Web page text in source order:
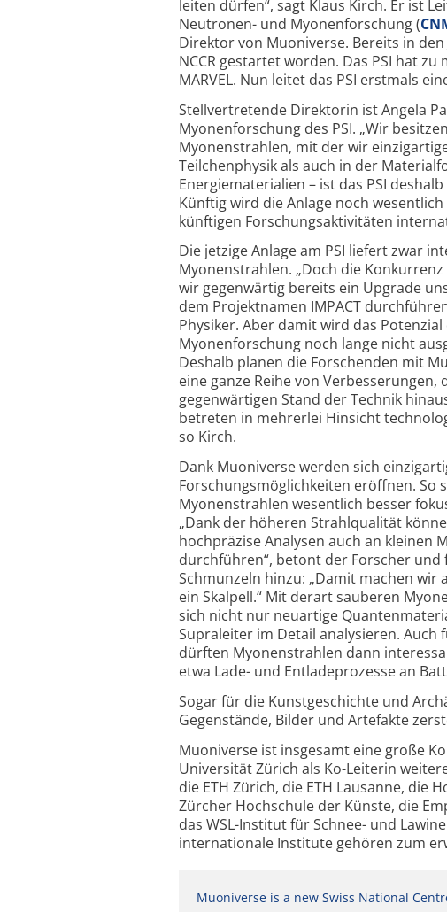
leiten dürfen“, sagt Klaus Kirch. Er ist
Neutronen- und Myonenforschung (
Direktor von Muoniverse. Bereits in den
NCCR gestartet worden. Das PSI hat
MARVEL. Nun leitet das PSI erstmals
Stellvertretende Direktorin ist Angela
Myonenforschung des PSI. „Wir
Myonenstrahlen, mit der wir
Teilchenphysik als auch in der
Energiematerialien – ist das PSI
Künftig wird die Anlage noch
künftigen Forschungsaktivitäten
Die jetzige Anlage am PSI liefert zwar
Myonenstrahlen. „Doch die
wir gegenwärtig bereits ein Upgrade
dem Projektnamen IMPACT
Physiker. Aber damit wird das Potenzial
Myonenforschung noch lange nicht
Deshalb planen die Forschenden mit
eine ganze Reihe von Verbesserungen,
gegenwärtigen Stand der Technik
betreten in mehrerlei Hinsicht
so Kirch.
Dank Muoniverse werden sich
Forschungsmöglichkeiten eröffnen. So
Myonenstrahlen wesentlich besser
„Dank der höheren Strahlqualität
hochpräzise Analysen auch an kleinen
durchführen“, betont der Forscher und
Schmunzeln hinzu: „Damit machen wir
ein Skalpell.“ Mit derart sauberen
sich nicht nur neuartige
Supraleiter im Detail analysieren. Auch
dürften Myonenstrahlen dann
etwa Lade- und Entladeprozesse an
Sogar für die Kunstgeschichte und
Gegenstände, Bilder und Artefakte
Muoniverse ist insgesamt eine große
Universität Zürich als Ko-Leiterin
die ETH Zürich, die ETH Lausanne, die
Zürcher Hochschule der Künste, die
das WSL-Institut für Schnee- und
internationale Institute gehören zum
Muoniverse is a new Swiss National